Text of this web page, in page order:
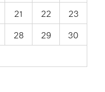
21 22
23
28 29
30